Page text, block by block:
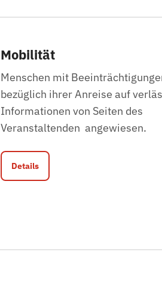
Mobilität
Menschen mit
bezüglich ihrer Anreise auf
Informationen von Seiten des
Veranstaltenden angewiesen.
Details